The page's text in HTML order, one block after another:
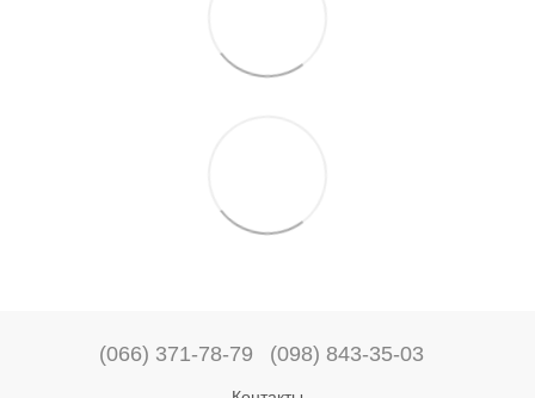
(066) 371-78-79 (098) 843-35-03